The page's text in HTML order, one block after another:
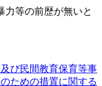
力等の前歴が無いと
び民間教育保育等事
ための措置に関する